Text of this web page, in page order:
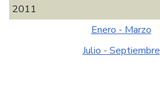
2011
Enero - Marzo
Julio - Septiembre